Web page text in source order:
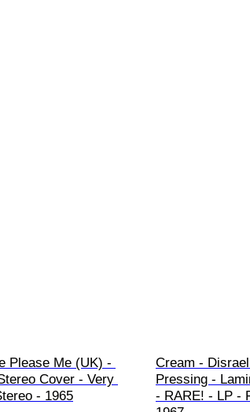
Please Me (UK) -
Cover - Very
- 1965
Cream -
Pressing -
- RARE! - LP -